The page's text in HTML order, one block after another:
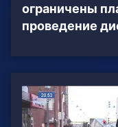
ограничены
проведение